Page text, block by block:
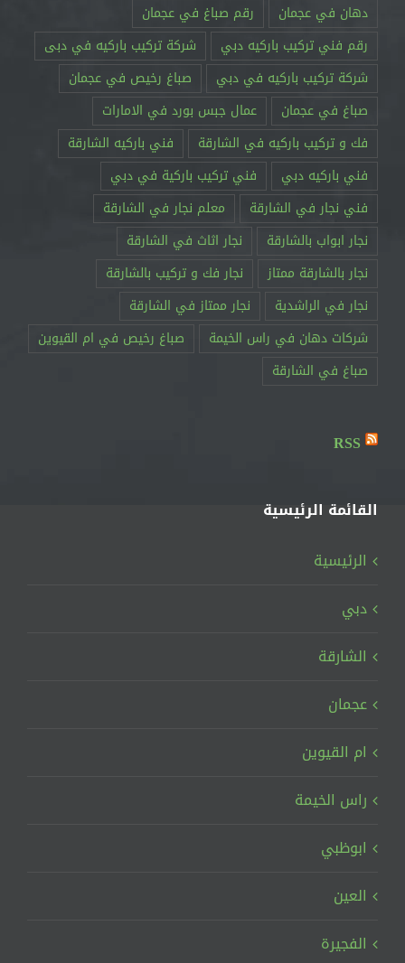
دهان في عجمان
رقم صباغ في عجمان
رقم فني تركيب باركيه دبي
شركة تركيب باركيه في دبى
شركة تركيب باركيه في دبي
صباغ رخيص في عجمان
صباغ في عجمان
عمال جبس بورد في الامارات
فك و تركيب باركيه في الشارقة
فني باركيه الشارقة
فني باركيه دبي
فني تركيب باركية في دبي
فني نجار في الشارقة
معلم نجار في الشارقة
نجار ابواب بالشارقة
نجار اثاث في الشارقة
نجار بالشارقة ممتاز
نجار فك و تركيب بالشارقة
نجار في الراشدية
نجار ممتاز في الشارقة
RSS
القائمة الرئيسية
الرئيسية
دبي
الشارقة
عجمان
ام القيوين
راس الخيمة
ابوظبي
العين
الفجيرة